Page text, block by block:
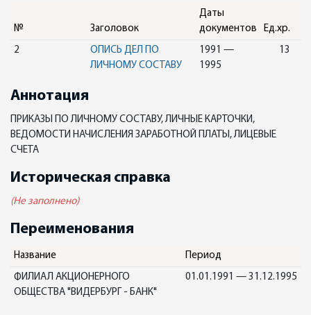
№ Заголовок
Даты
документов
Ед.хр.
2
ОПИСЬ ДЕЛ ПО
ЛИЧНОМУ СОСТАВУ
1991 —
1995
13
Аннотация
ПРИКАЗЫ ПО ЛИЧНОМУ СОСТАВУ, ЛИЧНЫЕ КАРТОЧКИ,
ВЕДОМОСТИ НАЧИСЛЕНИЯ ЗАРАБОТНОЙ ПЛАТЫ, ЛИЦЕВЫЕ
СЧЕТА
Историческая справка
(Не заполнено)
Переименования
Название Период
ФИЛИАЛ АКЦИОНЕРНОГО
ОБЩЕСТВА "ВИДЕРБУРГ - БАНК"
01.01.1991 — 31.12.1995